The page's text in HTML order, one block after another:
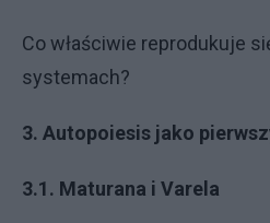
Co właściwie reprodukuje
systemach?
3. Autopoiesis jako
3.1. Maturana i Varela